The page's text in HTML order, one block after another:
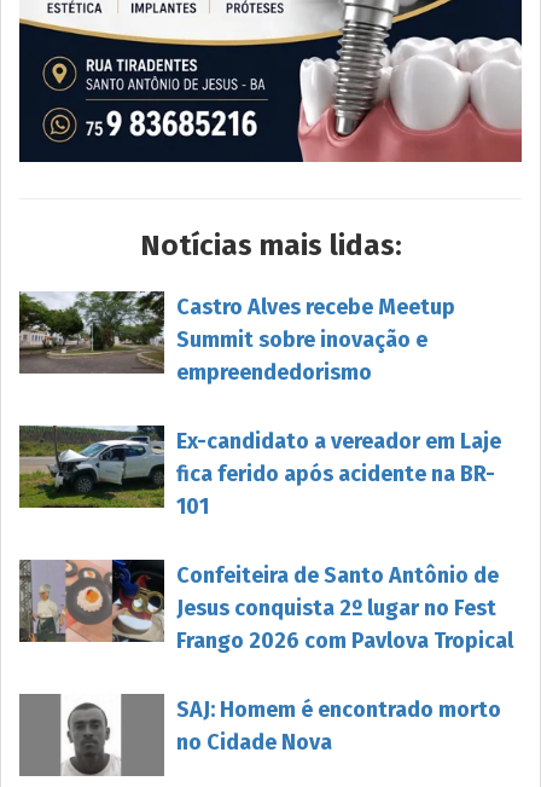
Notícias mais lidas:
Castro Alves recebe Meetup
Summit sobre inovação e
empreendedorismo
Ex-candidato a vereador em Laje
fica ferido após acidente na BR-
101
Confeiteira de Santo Antônio de
Jesus conquista 2º lugar no Fest
Frango 2026 com Pavlova Tropical
SAJ: Homem é encontrado morto
no Cidade Nova